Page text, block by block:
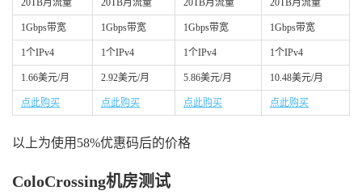
1Gbps带宽 1Gbps带宽 1Gbps带宽 1Gbps带宽
1个IPv4 1个IPv4 1个IPv4 1个IPv4
1.66美元/月 2.92美元/月 5.86美元/月 10.48美元/月
点此购买 点此购买 点此购买 点此购买
以上为使用58%优惠码后的价格
ColoCrossing机房测试